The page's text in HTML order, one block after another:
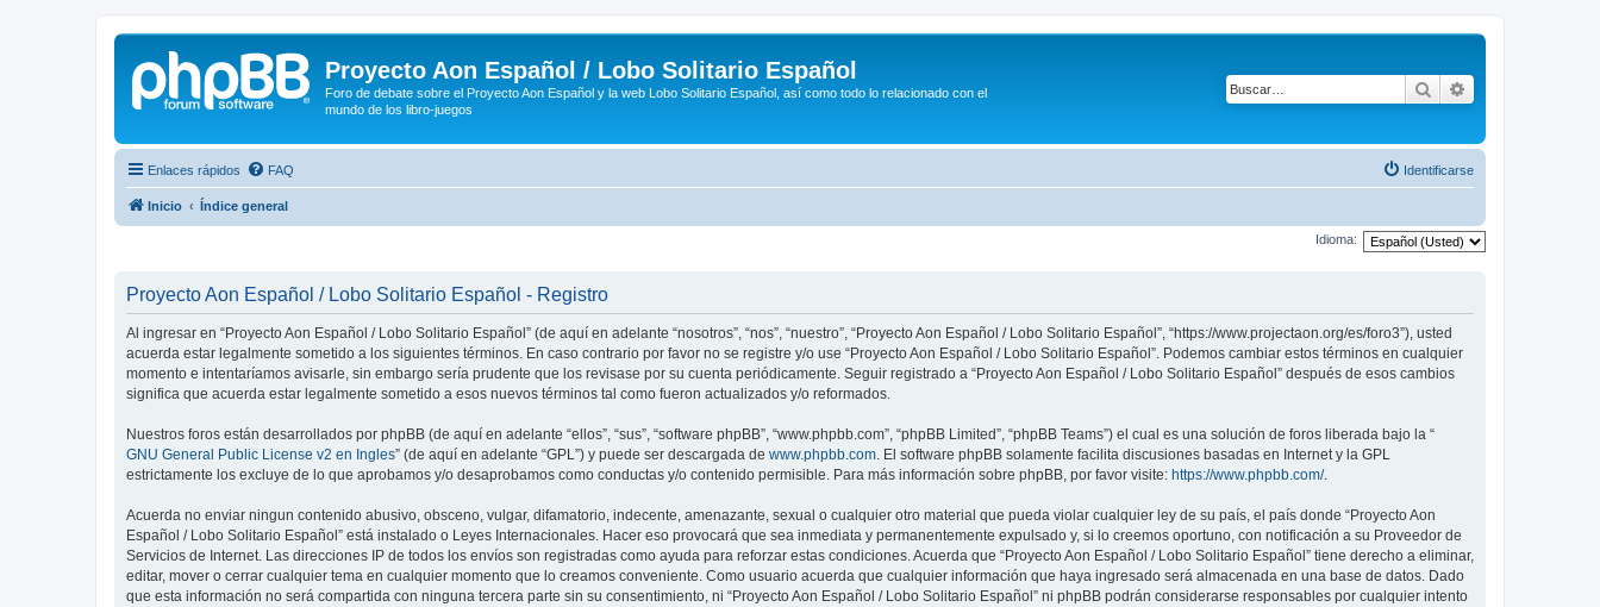
Proyecto Aon Español / Lobo Solitario Español
Foro de debate sobre el Proyecto Aon Español y la web Lobo Solitario Español, así como todo lo relacionado con el
mundo de los libro-juegos
Buscar
Enlaces rápidos FAQ Identificarse
Inicio Índice general
Idioma:
Proyecto Aon Español / Lobo Solitario Español - Registro
Al ingresar en “Proyecto Aon Español / Lobo Solitario Español” (de aquí en adelante “nosotros”, “nos”, “nuestro”, “Proyecto Aon Español / Lobo Solitario Español”, “https://www.projectaon.org/es/foro3”), usted
acuerda estar legalmente sometido a los siguientes términos. En caso contrario por favor no se registre y/o use “Proyecto Aon Español / Lobo Solitario Español”. Podemos cambiar estos términos en cualquier
momento e intentaríamos avisarle, sin embargo sería prudente que los revisase por su cuenta periódicamente. Seguir registrado a “Proyecto Aon Español / Lobo Solitario Español” después de esos cambios
significa que acuerda estar legalmente sometido a esos nuevos términos tal como fueron actualizados y/o reformados.
Nuestros foros están desarrollados por phpBB (de aquí en adelante “ellos”, “sus”, “software phpBB”, “www.phpbb.com”, “phpBB Limited”, “phpBB Teams”) el cual es una solución de foros liberada bajo la “
GNU General Public License v2 en Ingles” (de aquí en adelante “GPL”) y puede ser descargada de www.phpbb.com. El software phpBB solamente facilita discusiones basadas en Internet y la GPL
estrictamente los excluye de lo que aprobamos y/o desaprobamos como conductas y/o contenido permisible. Para más información sobre phpBB, por favor visite: https://www.phpbb.com/.
Acuerda no enviar ningun contenido abusivo, obsceno, vulgar, difamatorio, indecente, amenazante, sexual o cualquier otro material que pueda violar cualquier ley de su país, el país donde “Proyecto Aon
Español / Lobo Solitario Español” está instalado o Leyes Internacionales. Hacer eso provocará que sea inmediata y permanentemente expulsado y, si lo creemos oportuno, con notificación a su Proveedor de
Servicios de Internet. Las direcciones IP de todos los envíos son registradas como ayuda para reforzar estas condiciones. Acuerda que “Proyecto Aon Español / Lobo Solitario Español” tiene derecho a eliminar,
editar, mover o cerrar cualquier tema en cualquier momento que lo creamos conveniente. Como usuario acuerda que cualquier información que haya ingresado será almacenada en una base de datos. Dado
que esta información no será compartida con ninguna tercera parte sin su consentimiento, ni “Proyecto Aon Español / Lobo Solitario Español” ni phpBB podrán considerarse responsables por cualquier intento